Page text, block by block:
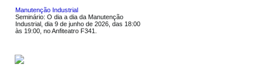
Manutenção Industrial
Seminário: O dia a dia da Manutenção
Industrial, dia 9 de junho de 2026, das 18:00
às 19:00, no Anfiteatro F341.